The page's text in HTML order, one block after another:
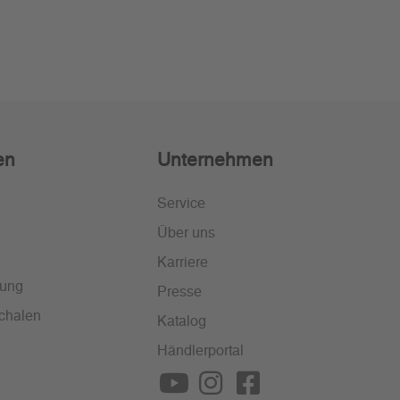
Unternehmen
Service
Über uns
Karriere
Presse
Katalog
Händlerportal